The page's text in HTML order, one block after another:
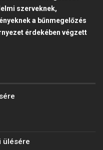
szerveknek,
a bűnmegelőzés
érdekében végzett
ülésére